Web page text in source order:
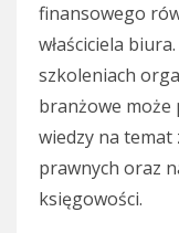
finansowego
właściciela
szkoleniach
branżowe
wiedzy na temat
prawnych oraz
księgowości.